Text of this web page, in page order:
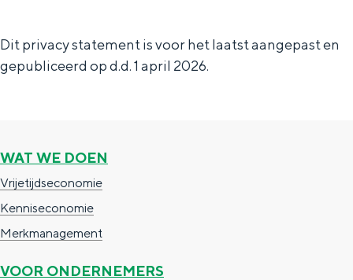
Dit privacy statement is voor het laatst aangepast en
gepubliceerd op d.d. 1 april 2026.
WAT WE DOEN
Vrijetijdseconomie
Kenniseconomie
Merkmanagement
VOOR ONDERNEMERS